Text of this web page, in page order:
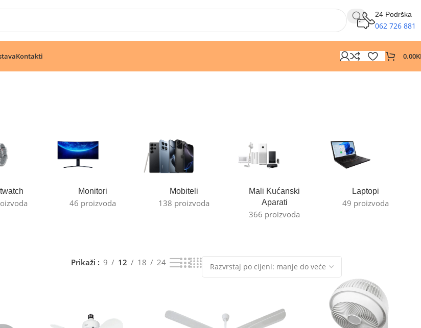
24 Podrška
062 726 881
Kontakti 0.00
Monitori
46 proizvoda
Mobiteli
138 proizvoda
Mali Kućanski
Aparati
366 proizvoda
Laptopi
49 proizvoda
Prikaži 9 12 18 24